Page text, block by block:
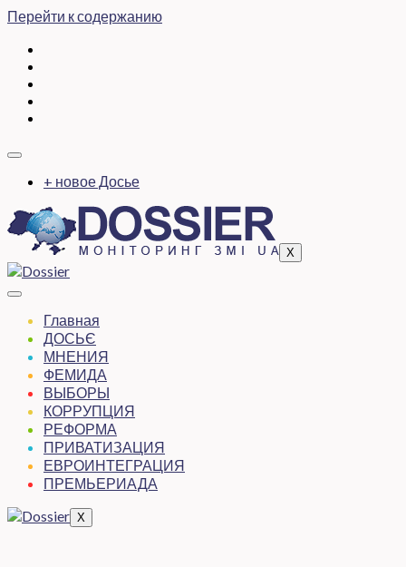
Перейти к содержанию
+ новое Досье
X
Главная
ДОСЬЄ
МНЕНИЯ
ФЕМИДА
ВЫБОРЫ
КОРРУПЦИЯ
РЕФОРМА
ПРИВАТИЗАЦИЯ
ЕВРОИНТЕГРАЦИЯ
ПРЕМЬЕРИАДА
X